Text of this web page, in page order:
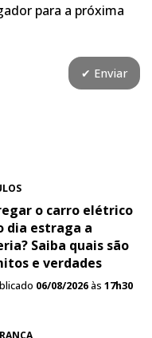
para a próxima
o carro elétrico
dia estraga a
Saiba quais são
e verdades
06/08/2026às 17h30